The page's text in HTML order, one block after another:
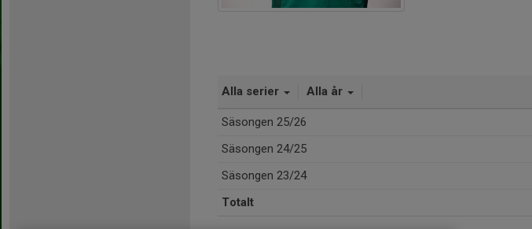
Alla serier Alla år
Säsongen 25/26
Säsongen 24/25
Säsongen 23/24
Totalt